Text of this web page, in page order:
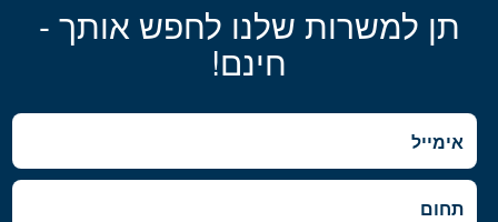
תן למשרות שלנו לחפש אותך -
חינם!